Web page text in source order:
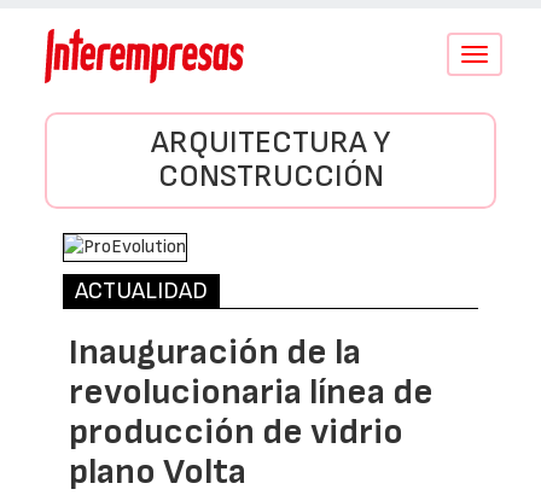
Conmutar
ARQUITECTURA Y
CONSTRUCCIÓN
ACTUALIDAD
Inauguración de la
revolucionaria línea de
producción de vidrio
plano Volta